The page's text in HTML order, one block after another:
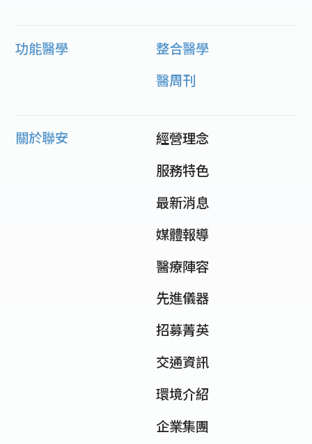
功能醫學
整合醫學
醫周刊
關於聯安
經營理念
服務特色
最新消息
媒體報導
醫療陣容
先進儀器
招募菁英
交通資訊
環境介紹
企業集團